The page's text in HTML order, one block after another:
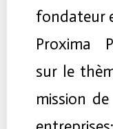
fondateur
Proxima
sur le
mission